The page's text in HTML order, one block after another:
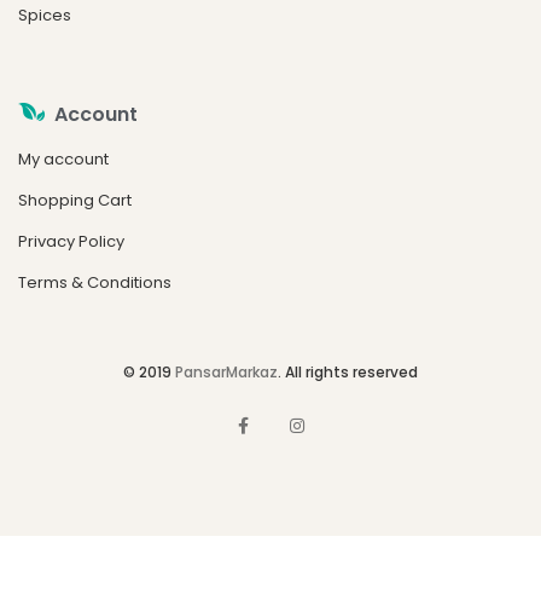
Spices
Account
My account
Shopping Cart
Privacy Policy
Terms & Conditions
© 2019 PansarMarkaz. All rights reserved